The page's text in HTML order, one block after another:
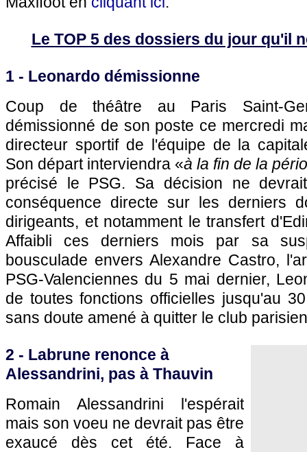
Le TOP 5 des dossiers du jour qu'il
1 - Leonardo démissionne
Coup de théâtre au Paris Saint-
démissionné de son poste ce mercredi
directeur sportif de l'équipe de la
Son départ interviendra «à la fin de la
précisé le PSG. Sa décision ne
conséquence directe sur les derniers
dirigeants, et notamment le transfert
Affaibli ces derniers mois par sa
bousculade envers Alexandre Castro,
PSG-Valenciennes du 5 mai dernier,
de toutes fonctions officielles jusqu'au
sans doute amené à quitter le club
2 - Labrune renonce à
Alessandrini, pas à Thauvin
Romain Alessandrini l'espérait
mais son voeu ne devrait pas être
exaucé dès cet été. Face à